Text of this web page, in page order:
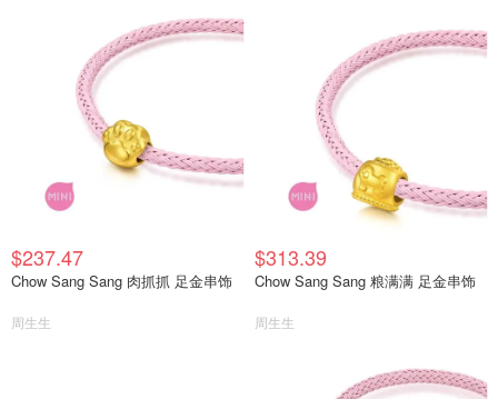
$237.47
Chow Sang Sang 肉抓抓 足金串饰
周生生
$313.39
Chow Sang Sang 粮满满 足金串饰
周生生